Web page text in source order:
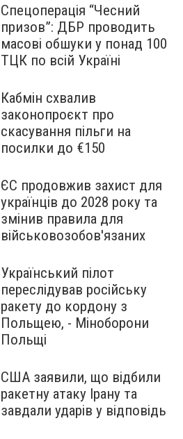
Спецоперація “Чесний
призов”: ДБР проводить
масові обшуки у понад 100
ТЦК по всій Україні
Кабмін схвалив
законопроєкт про
скасування пільги на
посилки до €150
ЄС продовжив захист для
українців до 2028 року та
змінив правила для
військовозобов'язаних
Український пілот
переслідував російську
ракету до кордону з
Польщею, - Міноборони
Польщі
США заявили, що відбили
ракетну атаку Ірану та
завдали ударів у відповідь